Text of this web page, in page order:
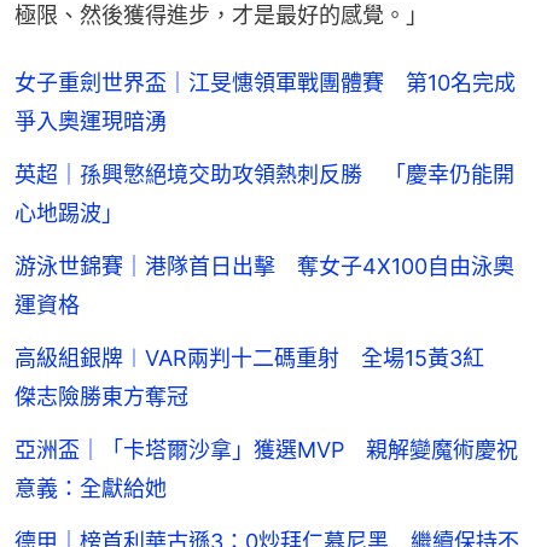
極限、然後獲得進步，才是最好的感覺。」
女子重劍世界盃｜江旻憓領軍戰團體賽 第10名完成
爭入奧運現暗湧
英超｜孫興慜絕境交助攻領熱刺反勝 「慶幸仍能開
心地踢波」
游泳世錦賽｜港隊首日出擊 奪女子4X100自由泳奧
運資格
高級組銀牌︱VAR兩判十二碼重射 全場15黃3紅
傑志險勝東方奪冠
亞洲盃｜「卡塔爾沙拿」獲選MVP 親解變魔術慶祝
意義：全獻給她
德甲｜榜首利華古遜3：0炒拜仁慕尼黑 繼續保持不